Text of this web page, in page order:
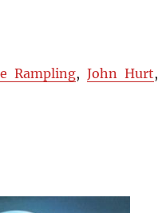
Rampling, John Hurt,